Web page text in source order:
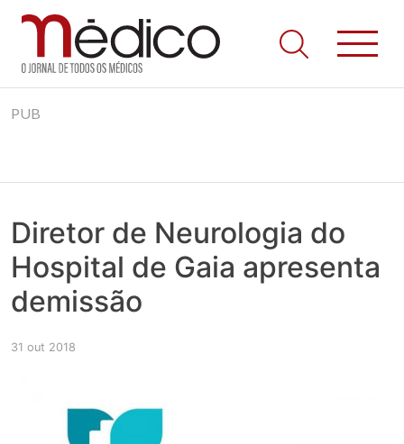
to
Jornal Médico
Médico – O Jornal de Todos os Médicos. Onde as notícias
realmente contam! Tudo o que se passa na Saúde!
PUB
Diretor de Neurologia do
Hospital de Gaia apresenta
demissão
31 out 2018